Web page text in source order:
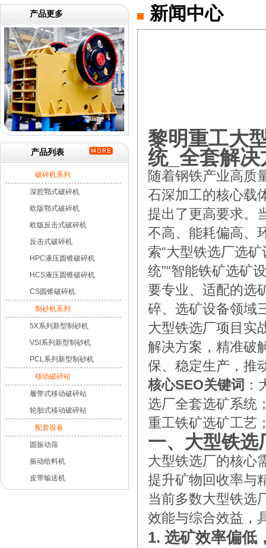
产品更多
产品列表
破碎机系列
深腔鄂式破碎机
欧版鄂式破碎机
欧版反击式破碎机
反击式破碎机
HPC液压圆锥破碎机
HCS液压圆锥破碎机
CS圆锥破碎机
制砂机系列
5X系列新型制砂机
VSI系列新型制砂机
PCL系列新型制砂机
移动破碎站
履带式移动破碎站
轮胎式移动破碎站
配套设备
圆振动筛
振动给料机
皮带输送机
新闻中心
黎明重工大
统_全套解决
随着钢铁产业高质
石深加工的核心载
提出了更高要求。
不高、能耗偏高、
索“大型铁选厂选
统”“智能铁矿选矿
要专业、适配的选
碎、选矿设备领域
大型铁选厂项目实
解决方案，精准破
保、稳定生产，推
核心SEO关键词
选厂全套选矿系统
重工铁矿选矿工艺
一、大型铁选
大型铁选厂的核心
提升矿物回收率与
当前多数大型铁选
效能与综合效益，
1. 选矿效率偏低